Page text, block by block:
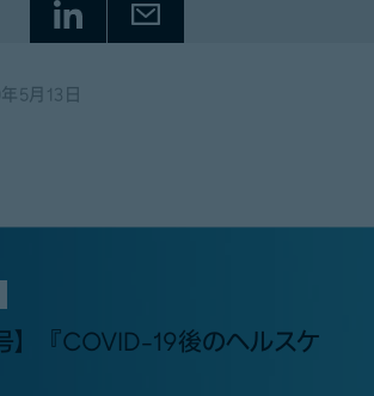
5月13日
】『COVID-19後のヘルスケ